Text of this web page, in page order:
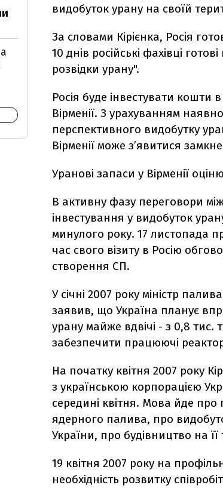
видобуток урану на своїй
За словами Кірієнка, Росія
10 днів російські фахівці
розвідки урану".
Росія буде інвестувати кошти
Вірменії. З урахуванням
перспективного видобутку
Вірменії може з’явитися
Уранові запаси у Вірменії
В активну фазу переговори
інвестування у видобуток
минулого року. 17 листопада
час свого візиту в Росію
створення СП.
У січні 2007 року міністр
заявив, що Україна планує
урану майже вдвічі - з 0,8
забезпечити працюючі
На початку квітня 2007 року
з українською корпорацією
середині квітня. Мова йде про
ядерного палива, про
України, про будівництво на її
19 квітня 2007 року на
необхідність розвитку